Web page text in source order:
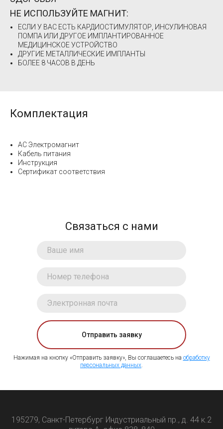
НЕ ИСПОЛЬЗУЙТЕ МАГНИТ:
ЕСЛИ У ВАС ЕСТЬ КАРДИОСТИМУЛЯТОР, ИНСУЛИНОВАЯ
ПОМПА ИЛИ ДРУГОЕ ИМПЛАНТИРОВАННОЕ
МЕДИЦИНСКОЕ УСТРОЙСТВО
ДРУГИЕ МЕТАЛЛИЧЕСКИЕ ИМПЛАНТЫ
БОЛЕЕ 8 ЧАСОВ В ДЕНЬ
Комплектация
AC Электромагнит
Кабель питания
Инструкция
Сертификат соответствия
Связаться с нами
Отправить заявку
Нажимая на кнопку «Отправить заявку», Вы соглашаетесь на обработку
персональных данных.
195279, Санкт-Петербург Индустриальный пр., д. 44 к.2